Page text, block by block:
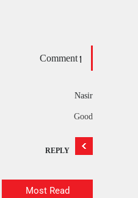
1 Comment
Nasir
Good
REPLY
Most Read